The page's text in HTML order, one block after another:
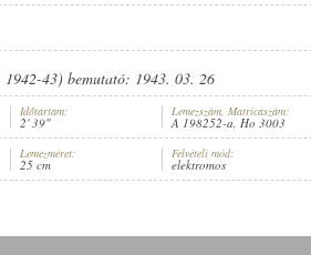
TÁNCZENEKARA
43) bemutató: 1943. 03. 26
Időtartam:
2' 39"
Lemezszám, Matricaszám:
A 198252-a, Ho 3003
Lemezméret:
25 cm
Felvételi mód:
elektromos